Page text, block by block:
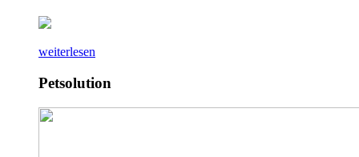
weiterlesen
Petsolution